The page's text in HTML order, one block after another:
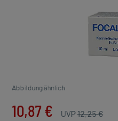
Abbildung ähnlich
10,87 € UVP12,25 €